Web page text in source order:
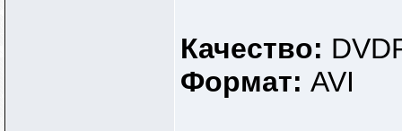
Качество:
Формат: AVI